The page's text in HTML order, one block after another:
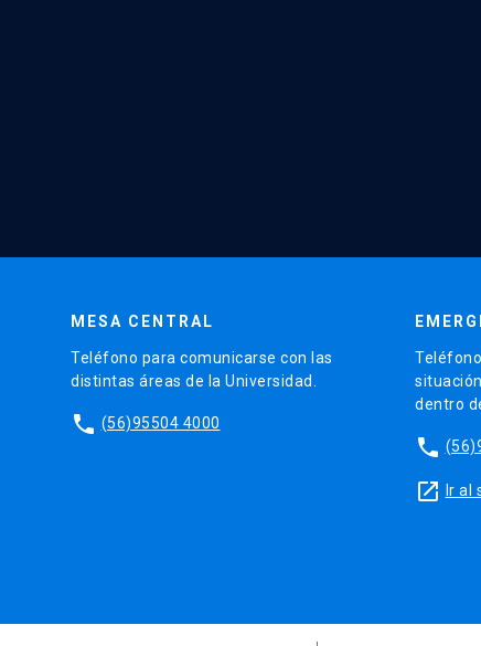
MESA CENTRAL
Teléfono para comunicarse con las
distintas áreas de la Universidad.
phone (56)95504 4000
dentro
phone
launch Ir al